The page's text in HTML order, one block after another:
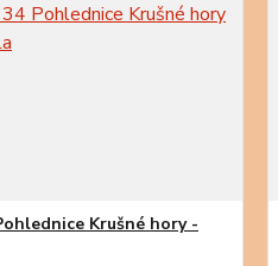
Krušné hory -